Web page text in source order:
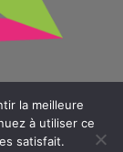
-Plan du
la meilleure
à utiliser ce
satisfait.